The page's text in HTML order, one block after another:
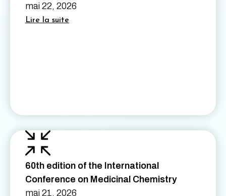
mai 22, 2026
Lire la suite
60th edition of the International
Conference on Medicinal Chemistry
mai 21, 2026